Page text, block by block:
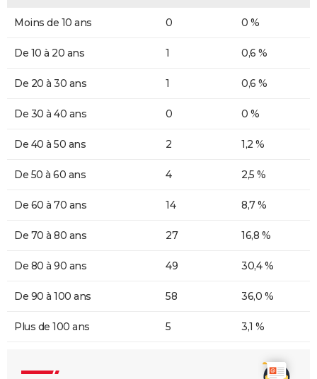
Moins de 10 ans 0 0 %
De 10 à 20 ans 1 0,6 %
De 20 à 30 ans 1 0,6 %
De 30 à 40 ans 0 0 %
De 40 à 50 ans 2 1,2 %
De 50 à 60 ans 4 2,5 %
De 60 à 70 ans 14 8,7 %
De 70 à 80 ans 27 16,8 %
De 80 à 90 ans 49 30,4 %
De 90 à 100 ans 58 36,0 %
Plus de 100 ans 5 3,1 %